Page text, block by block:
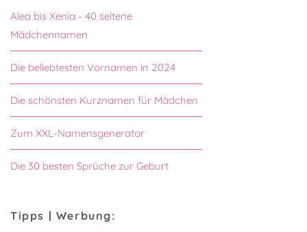
Alea bis Xenia - 40 seltene
Mädchennamen
Die beliebtesten Vornamen in 2024
Die schönsten Kurznamen für Mädchen
Zum XXL-Namensgenerator
Die 30 besten Sprüche zur Geburt
Tipps | Werbung: